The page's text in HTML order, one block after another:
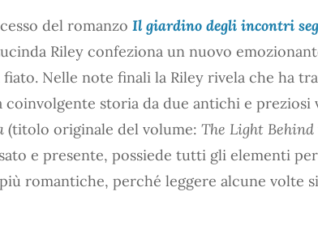
del romanzo Il giardino degli incontri
Riley confeziona un nuovo
Nelle note finali la Riley rivela che ha
coinvolgente storia da due antichi e preziosi
(titolo originale del volume: The Light
e presente, possiede tutti gli elementi
romantiche, perché leggere alcune volte